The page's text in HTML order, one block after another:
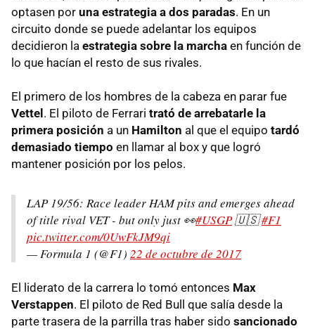
optasen por una estrategia a dos paradas. En un
circuito donde se puede adelantar los equipos
decidieron la estrategia sobre la marcha en función de
lo que hacían el resto de sus rivales.
El primero de los hombres de la cabeza en parar fue
Vettel. El piloto de Ferrari trató de arrebatarle la
primera posición a un Hamilton al que el equipo tardó
demasiado tiempo en llamar al box y que logró
mantener posición por los pelos.
LAP 19/56: Race leader HAM pits and emerges ahead
of title rival VET - but only just 👀#USGP🇺🇸#F1
pic.twitter.com/0UwFkJM9qi
— Formula 1 (@F1) 22 de octubre de 2017
El liderato de la carrera lo tomó entonces Max
Verstappen. El piloto de Red Bull que salía desde la
parte trasera de la parrilla tras haber sido sancionado